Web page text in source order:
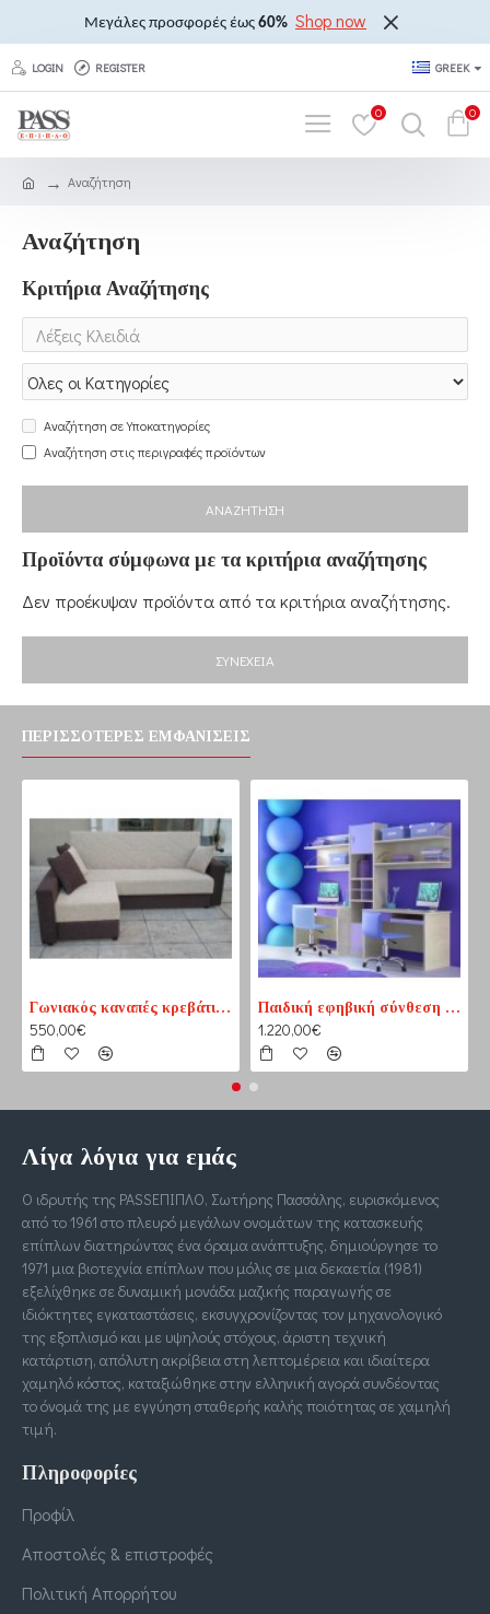
Μεγάλες προσφορές έως 60% Shop now
LOGIN REGISTER GREEK
0 0
Αναζήτηση
Αναζήτηση
Κριτήρια Αναζήτησης
Αναζήτηση σε Υποκατηγορίες
Αναζήτηση στις περιγραφές προϊόντων
ΑΝΑΖΉΤΗΣΗ
Προϊόντα σύμφωνα με τα κριτήρια αναζήτησης
Δεν προέκυψαν προϊόντα από τα κριτήρια αναζήτησης.
ΣΥΝΈΧΕΙΑ
ΠΕΡΙΣΣΌΤΕΡΕΣ ΕΜΦΑΝΊΣΕΙΣ
Γωνιακός καναπές κρεβάτι No1 καφέ-εκρού (PASS1) 210 cm x 165 cm
550,00€
Παιδική εφηβική σύνθεση βιβλιοθηκών για δύο παιδιά
1.220,00€
Λίγα λόγια για εμάς
Ο ιδρυτής της PASSΕΠΙΠΛΟ, Σωτήρης Πασσάλης, ευρισκόμενος
από το 1961 στο πλευρό μεγάλων ονομάτων της κατασκευής
επίπλων διατηρώντας ένα όραμα ανάπτυξης, δημιούργησε το
1971 μια βιοτεχνία επίπλων που μόλις σε μια δεκαετία (1981)
εξελίχθηκε σε δυναμική μονάδα μαζικής παραγωγής σε
ιδιόκτητες εγκαταστάσεις, εκσυγχρονίζοντας τον μηχανολογικό
της εξοπλισμό και με υψηλούς στόχους, άριστη τεχνική
κατάρτιση, απόλυτη ακρίβεια στη λεπτομέρεια και ιδιαίτερα
χαμηλό κόστος, καταξιώθηκε στην ελληνική αγορά συνδέοντας
το όνομά της με εγγύηση σταθερής καλής ποιότητας σε χαμηλή
τιμή.
Πληροφορίες
Προφίλ
Αποστολές & επιστροφές
Πολιτική Απορρήτου